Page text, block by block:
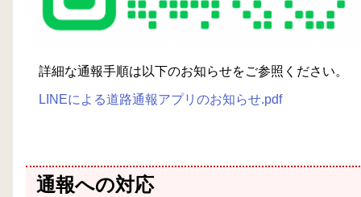
詳細な通報手順は以下のお知らせをご参照ください。
LINEによる道路通報アプリのお知らせ.pdf
通報への対応